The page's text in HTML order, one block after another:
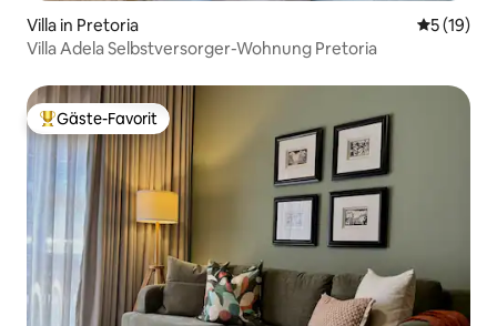
Villa in Pretoria
5 (19)
Villa Adela Selbstversorger-Wohnung Pretoria
Beliebter Gäste-Favorit.
Gäste-Favorit